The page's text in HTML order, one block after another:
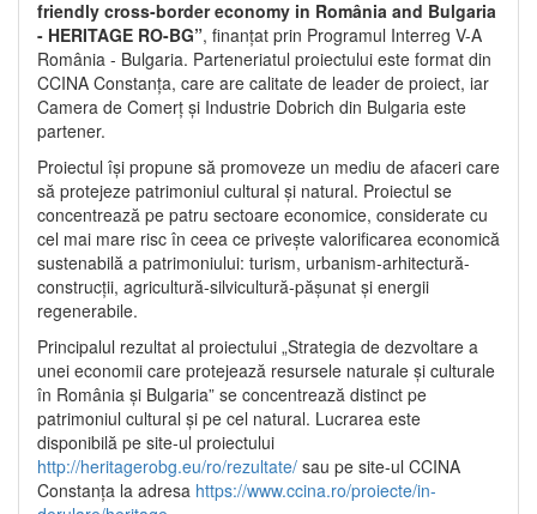
friendly cross-border economy in România and Bulgaria
- HERITAGE RO-BG”, finanțat prin Programul Interreg V-A
România - Bulgaria. Parteneriatul proiectului este format din
CCINA Constanța, care are calitate de leader de proiect, iar
Camera de Comerț și Industrie Dobrich din Bulgaria este
partener.
Proiectul își propune să promoveze un mediu de afaceri care
să protejeze patrimoniul cultural și natural. Proiectul se
concentrează pe patru sectoare economice, considerate cu
cel mai mare risc în ceea ce privește valorificarea economică
sustenabilă a patrimoniului: turism, urbanism-arhitectură-
construcții, agricultură-silvicultură-pășunat și energii
regenerabile.
Principalul rezultat al proiectului „Strategia de dezvoltare a
unei economii care protejează resursele naturale și culturale
în România și Bulgaria” se concentrează distinct pe
patrimoniul cultural și pe cel natural. Lucrarea este
disponibilă pe site-ul proiectului
http://heritagerobg.eu/ro/rezultate/ sau pe site-ul CCINA
Constanța la adresa https://www.ccina.ro/proiecte/in-